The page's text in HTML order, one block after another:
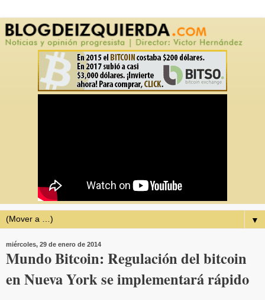
▼
miércoles, 29 de enero de 2014
Mundo Bitcoin: Regulación del bitcoin
en Nueva York se implementará rápido